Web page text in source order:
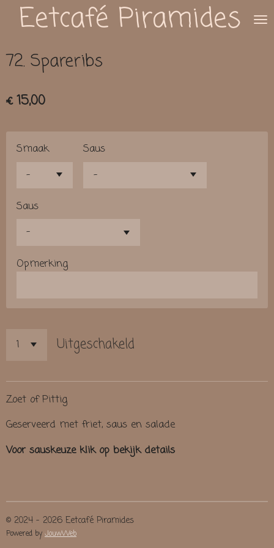
direct
de
hoofdinhoud
Eetcafé Piramides
72. Spareribs
€ 15,00
Smaak Saus
Saus
Opmerking
Uitgeschakeld
Zoet of Pittig
Geserveerd met friet, saus en salade
Voor sauskeuze klik op bekijk details
© 2024 - 2026 Eetcafé Piramides
Powered by JouwWeb